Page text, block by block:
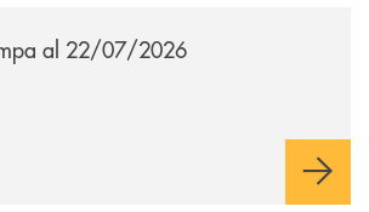
al 22/07/2026